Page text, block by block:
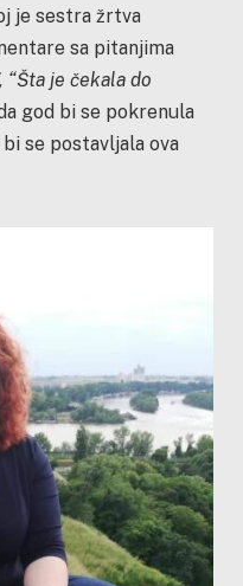
je sestra žrtva
sa pitanjima
“Šta je čekala do
god bi se pokrenula
se postavljala ova